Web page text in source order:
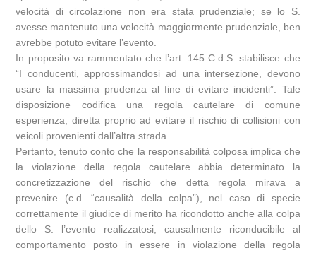
velocità di circolazione non era stata prudenziale; se lo S.
avesse mantenuto una velocità maggiormente prudenziale, ben
avrebbe potuto evitare l’evento.
In proposito va rammentato che l’art. 145 C.d.S. stabilisce che
“I conducenti, approssimandosi ad una intersezione, devono
usare la massima prudenza al fine di evitare incidenti”. Tale
disposizione codifica una regola cautelare di comune
esperienza, diretta proprio ad evitare il rischio di collisioni con
veicoli provenienti dall’altra strada.
Pertanto, tenuto conto che la responsabilità colposa implica che
la violazione della regola cautelare abbia determinato la
concretizzazione del rischio che detta regola mirava a
prevenire (c.d. “causalità della colpa”), nel caso di specie
correttamente il giudice di merito ha ricondotto anche alla colpa
dello S. l’evento realizzatosi, causalmente riconducibile al
comportamento posto in essere in violazione della regola